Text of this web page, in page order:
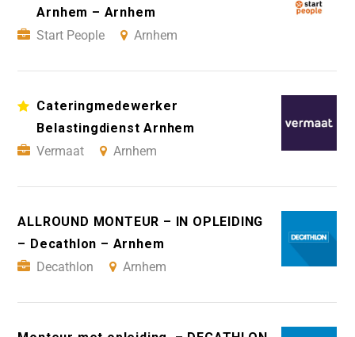
Arnhem – Arnhem
Start People
Arnhem
Cateringmedewerker
Belastingdienst Arnhem
Vermaat
Arnhem
ALLROUND MONTEUR – IN OPLEIDING
– Decathlon – Arnhem
Decathlon
Arnhem